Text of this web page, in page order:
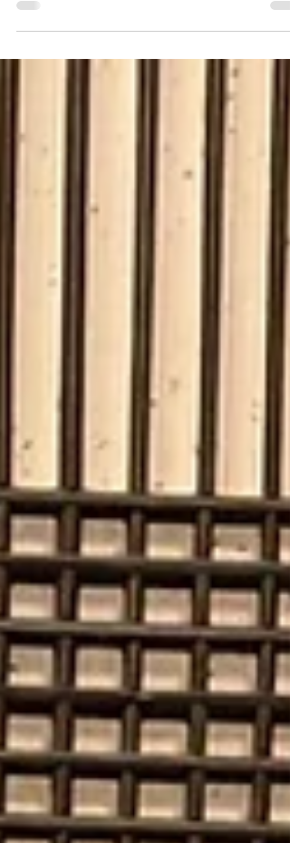
夜のみ営業というスタイルで、なかなか行け
チャンスがなかったお店。ついに念願叶いま
香りにすでに心がわしづかみ。ひと口すすっ
瞬間…いやー、最高にうまかったですね！コ
で完飲。...